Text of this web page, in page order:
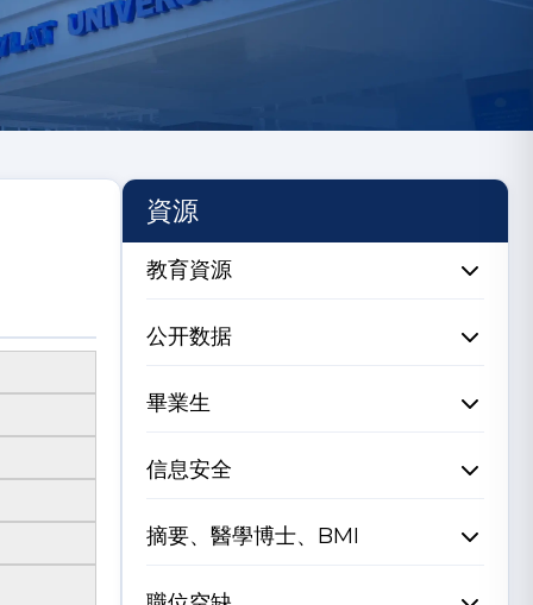
資源
教育資源
公开数据
畢業生
信息安全
摘要、醫學博士、BMI